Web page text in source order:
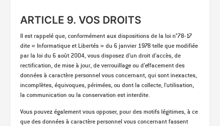
ARTICLE 9. VOS DROITS
Il est rappelé que, conformément aux dispositions de la loi n°78-17
dite « Informatique et Libertés » du 6 janvier 1978 telle que modifiée
par la loi du 6 août 2004, vous disposez d’un droit d’accès, de
rectification, de mise à jour, de verrouillage ou d’effacement des
données à caractère personnel vous concernant, qui sont inexactes,
incomplètes, équivoques, périmées, ou dont la collecte, l'utilisation,
la communication ou la conservation est interdite.
Vous pouvez également vous opposer, pour des motifs légitimes, à ce
que des données à caractère personnel vous concernant fassent